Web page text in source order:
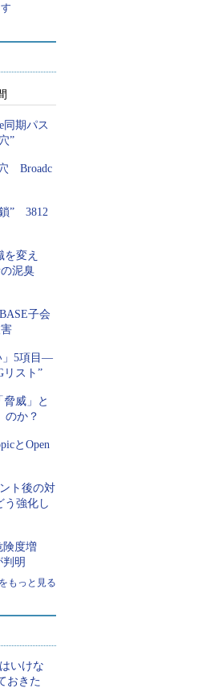
期パス
”
Broadc
” 3812
変え
泥臭
子会
」5項目―
スト”
脅威」と
か？
とOpen
ト後の対
強化し
険度増
明
もっと見る
いけな
おきた